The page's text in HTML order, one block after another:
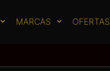
MARCAS OFERTAS